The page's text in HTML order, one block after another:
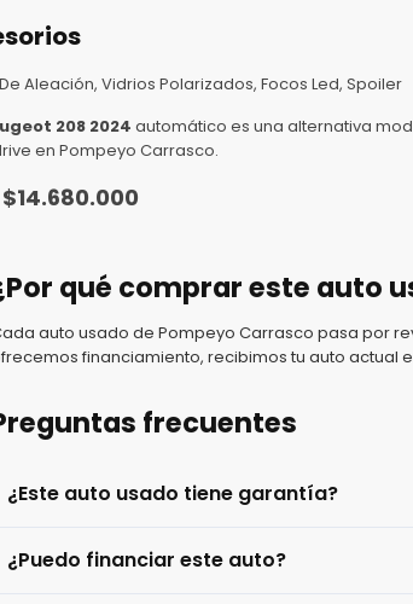
Aleación, Vidrios Polarizados, Focos Led, Spoiler
208 2024 automático es una alternativa
en Pompeyo Carrasco.
$14.680.000
qué comprar este auto
auto usado de Pompeyo Carrasco pasa por
financiamiento, recibimos tu auto actual
frecuentes
¿Este auto usado tiene garantía?
¿Puedo financiar este auto?